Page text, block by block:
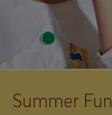
Summer Fun